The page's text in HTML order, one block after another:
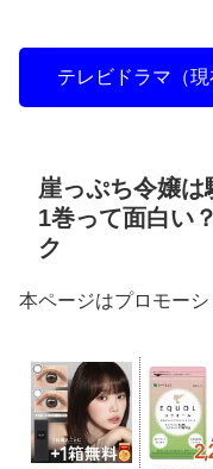
テレビドラマ（
崖っぷち令嬢
1巻って面白い
ク
本ページはプロモー